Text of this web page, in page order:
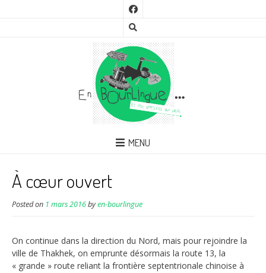
MENU
À cœur ouvert
Posted on 1 mars 2016byen-bourlingue
On continue dans la direction du Nord, mais pour rejoindre la
ville de Thakhek, on emprunte désormais la route 13, la
« grande » route reliant la frontière septentrionale chinoise à